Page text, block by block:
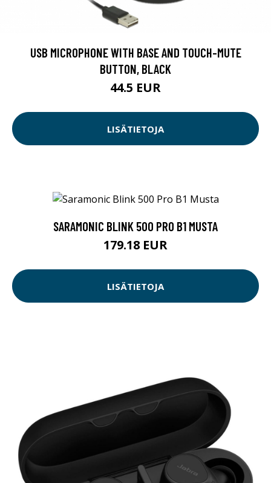
USB MICROPHONE WITH BASE AND TOUCH-MUTE
BUTTON, BLACK
44.5 EUR
LISÄTIETOJA
SARAMONIC BLINK 500 PRO B1 MUSTA
179.18 EUR
LISÄTIETOJA